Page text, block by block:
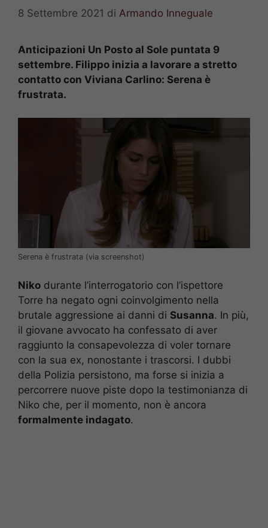
8 Settembre 2021 di Armando Inneguale
Anticipazioni Un Posto al Sole puntata 9
settembre. Filippo inizia a lavorare a stretto
contatto con Viviana Carlino: Serena è
frustrata.
Serena è frustrata (via screenshot)
Niko durante l’interrogatorio con l’ispettore
Torre ha negato ogni coinvolgimento nella
brutale aggressione ai danni di Susanna. In più,
il giovane avvocato ha confessato di aver
raggiunto la consapevolezza di voler tornare
con la sua ex, nonostante i trascorsi. I dubbi
della Polizia persistono, ma forse si inizia a
percorrere nuove piste dopo la testimonianza di
Niko che, per il momento, non è ancora
formalmente indagato.